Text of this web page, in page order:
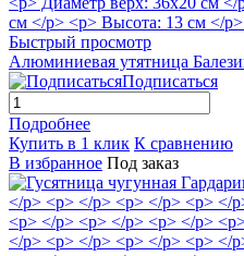
Быстрый просмотр
Алюминиевая утятница
Подписаться
Подробнее
Купить в 1 клик К сравнению
В избранное Под заказ